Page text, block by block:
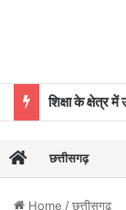
शिक्षा के क्षेत्र में
छत्तीसगढ़
Home /छत्तीसगढ़